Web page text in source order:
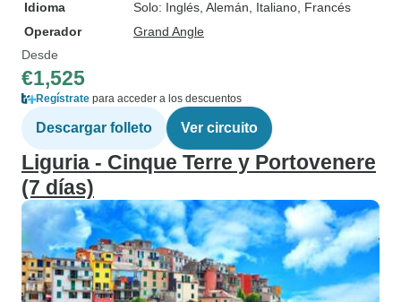
Idioma
Solo: Inglés, Alemán, Italiano, Francés
Operador
Grand Angle
Desde
€1,525
Regístrate para acceder a los descuentos
Descargar folleto Ver circuito
Liguria - Cinque Terre y Portovenere
(7 días)